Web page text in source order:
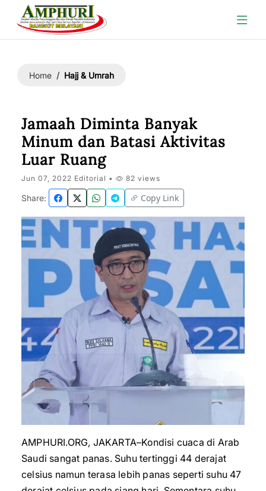
Home Hajj & Umrah
Jamaah Diminta Banyak
Minum dan Batasi Aktivitas
Luar Ruang
Jun 07, 2022 Editorial • 82 views
Share: Copy Link
AMPHURI.ORG, JAKARTA–Kondisi cuaca di Arab
Saudi sangat panas. Suhu tertinggi 44 derajat
celsius namun terasa lebih panas seperti suhu 47